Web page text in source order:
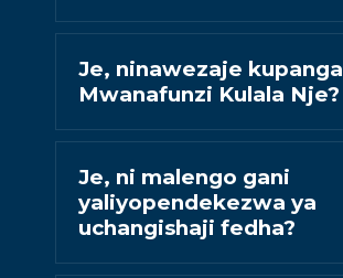
Je, ninawezaje kupanga
Mwanafunzi Kulala Nje?
Je, ni malengo gani
yaliyopendekezwa ya
uchangishaji fedha?